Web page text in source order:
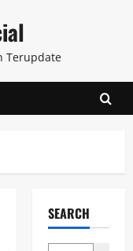
Terupdate
SEARCH